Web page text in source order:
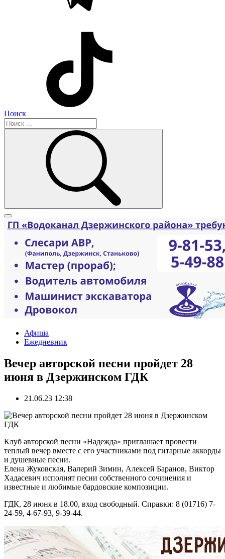
Поиск
Афиша
Ежедневник
Вечер авторской песни пройдет 28
июня в Дзержинском ГДК
21.06.23 12:38
Клуб авторской песни «Надежда» приглашает провести
теплый вечер вместе с его участниками под гитарные аккорды
и душевные песни.
Елена Жуковская, Валерий Зимин, Алексей Баранов, Виктор
Хадасевич исполнят песни собственного сочинения и
известные и любимые бардовские композиции.
ГДК, 28 июня в 18.00, вход свободный. Справки: 8 (01716) 7-
24-59, 4-67-93, 9-39-44.